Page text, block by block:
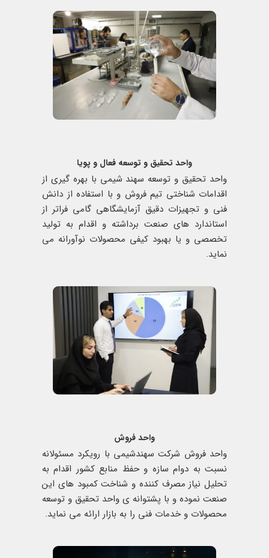
واحد تحقیق و توسعه فعال و پویا
واحد تحقیق و توسعه سهند شیمی با بهره گیری از
اقدامات شناختی تیم فروش و با استفاده از دانش
فنی و تجهیزات دقیق آزمایشگاهی گامی فراتر از
استاندارد های صنعت برداشته و اقدام به تولید
تخصصی و یا بهبود کیفی محصولات نوآورانه می
نماید.
واحد فروش
واحد فروش شرکت سهندشیمی با رویکرد مسئولانه
نسبت به دوام سازه و حفظ منابع کشور اقدام به
تحلیل نیاز مصرف کننده و شناخت کمبود های این
صنعت نموده و با پشتوانه ی واحد تحقیق و توسعه
محصولات و خدمات فنی را به بازار ارائه می نماید.